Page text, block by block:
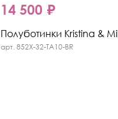
14 500 ₽
Полуботинки Kristina &
арт. 852X-32-TA10-BR